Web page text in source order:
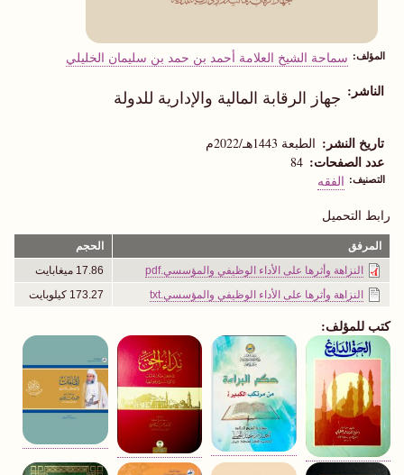
المؤلف سماحة الشيخ العلامة أحمد بن حمد بن سليمان الخليلي
الناشر جهاز الرقابة المالية والإدارية للدولة
تاريخ النشر الطبعة 1443هـ/2022م
عدد الصفحات 84
التصنيف الفقه
رابط التحميل
المرفق
الحجم
النزاهة وأثرها على الأداء الوظيفي والمؤسسي.pdf
17.86 ميغابايت
النزاهة وأثرها على الأداء الوظيفي والمؤسسي.txt
173.27 كيلوبايت
كتب للمؤلف: